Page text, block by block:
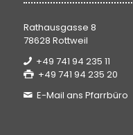
Rathausgasse 8
78628 Rottweil
+49 741 94 235 11
+49 741 94 235 20
E-Mail ans Pfarrbüro